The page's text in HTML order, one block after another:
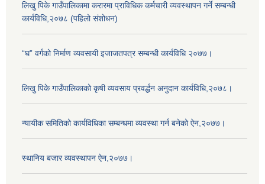
लिखु पिके गाउँपालिकामा करारमा प्राविधिक कर्मचारी व्यवस्थापन गर्ने सम्बन्धी
कार्यविधि,२०७८ (पहिलो संशोधन)
“घ” वर्गको निर्माण व्यवसायी इजाजतपत्र सम्बन्धी कार्यविधि २०७७।
लिखु पिके गाउँपालिकाको कृषी व्यवसाय प्रवर्द्धन अनुदान कार्यविधि,२०७८।
न्यायीक समितिको कार्यविधिका सम्बन्धमा व्यवस्था गर्न बनेको ऐन,२०७७।
स्थानिय बजार व्यवस्थापन ऐन,२०७७।